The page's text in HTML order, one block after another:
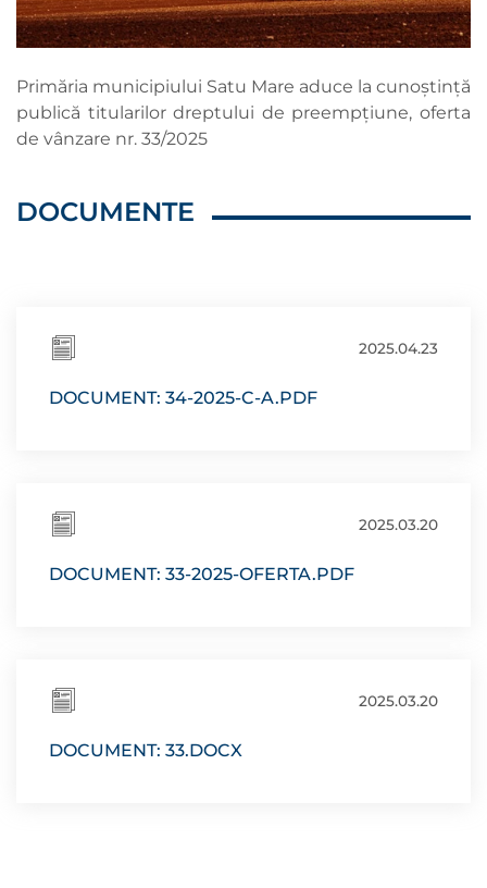
Primăria municipiului Satu Mare aduce la cunoștință
publică titularilor dreptului de preempțiune, oferta
de vânzare nr. 33/2025
DOCUMENTE
2025.04.23
DOCUMENT: 34-2025-C-A.PDF
2025.03.20
DOCUMENT: 33-2025-OFERTA.PDF
2025.03.20
DOCUMENT: 33.DOCX